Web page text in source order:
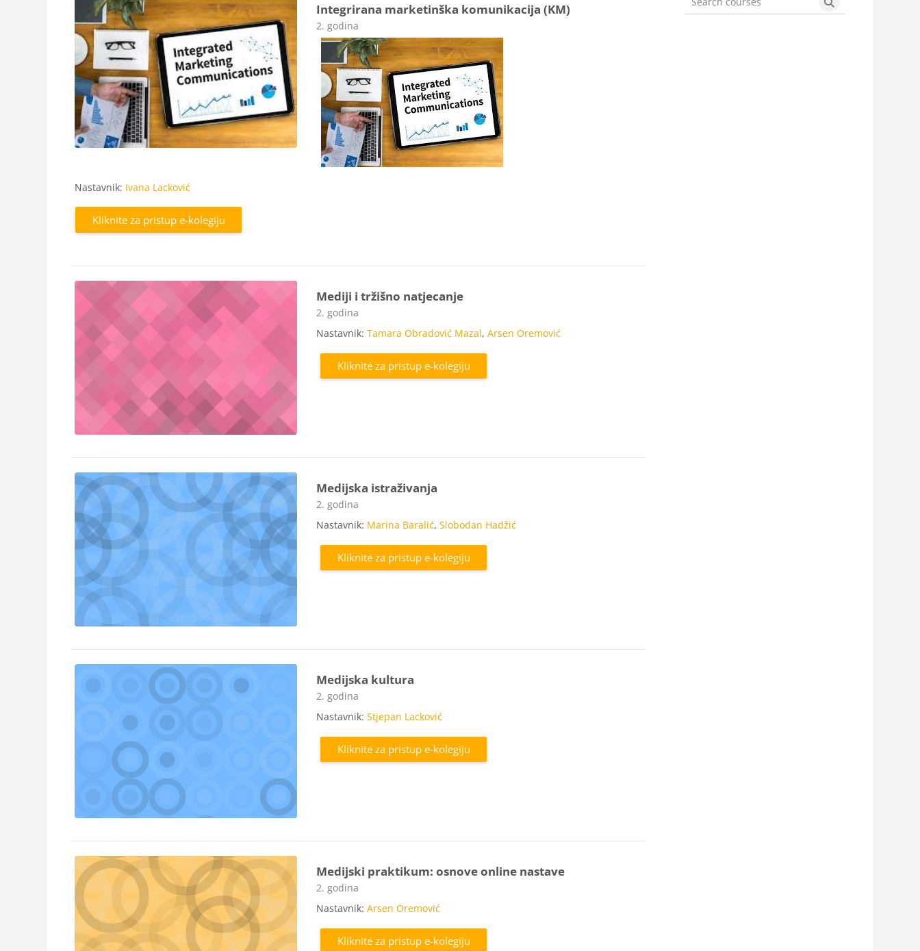
Integrirana marketinška komunikacija (KM)
Kategorija e-kolegija
2. godina
Nastavnik: Ivana Lacković
Kliknite za pristup e-kolegiju
Mediji i tržišno natjecanje
Kategorija e-kolegija
2. godina
Nastavnik:Tamara Obradović Mazal,Arsen Oremović
Kliknite za pristup e-kolegiju
Medijska istraživanja
Kategorija e-kolegija
2. godina
Nastavnik: Marina Baralić,Slobodan Hadžić
Kliknite za pristup e-kolegiju
Medijska kultura
Kategorija e-kolegija
2. godina
Nastavnik:Stjepan Lacković
Kliknite za pristup e-kolegiju
Medijski praktikum: osnove online nastave
Kategorija e-kolegija
2. godina
Nastavnik:Arsen Oremović
Kliknite za pristup e-kolegiju
Search courses Search courses